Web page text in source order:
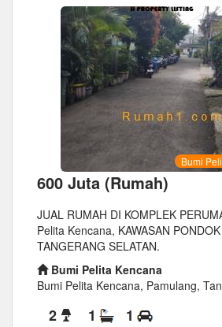
Bumi
600 Juta (Rumah)
JUAL RUMAH DI KOMPLEK
Pelita Kencana, KAWASAN
TANGERANG SELATAN.
Bumi Pelita Kencana
Bumi Pelita Kencana, Pamulang,
2 1 1